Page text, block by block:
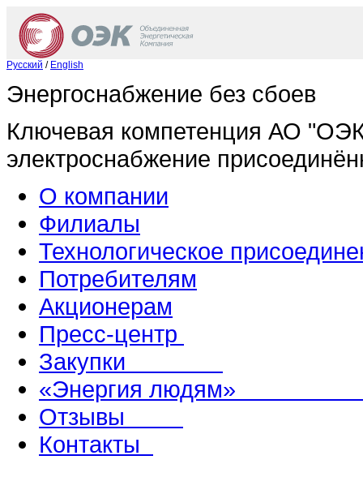
Русский / English
Энергоснабжение без сбоев
Ключевая компетенция АО
электроснабжение
О компании
Филиалы
Технологическое
Потребителям
Акционерам
Пресс-центр
Закупки
«Энергия
Отзывы
Контакты